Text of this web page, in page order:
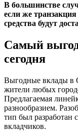
В большинстве
если же транзакция
средства будут
Самый
сегодня
Выгодные вклады в
жители любых
Предлагаемая
разнообразием.
тип был разработан
вкладчиков.